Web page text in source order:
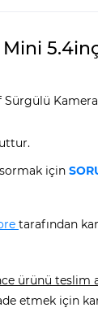
için
tarafından
ürünü teslim
etmek için